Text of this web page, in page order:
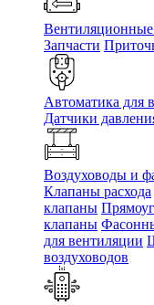
Вентиляционные
Запчасти
Автоматика для
Датчики
Воздуховоды и
Клапаны расхода
клапаны
клапаны
для вентиляции
воздуховодов